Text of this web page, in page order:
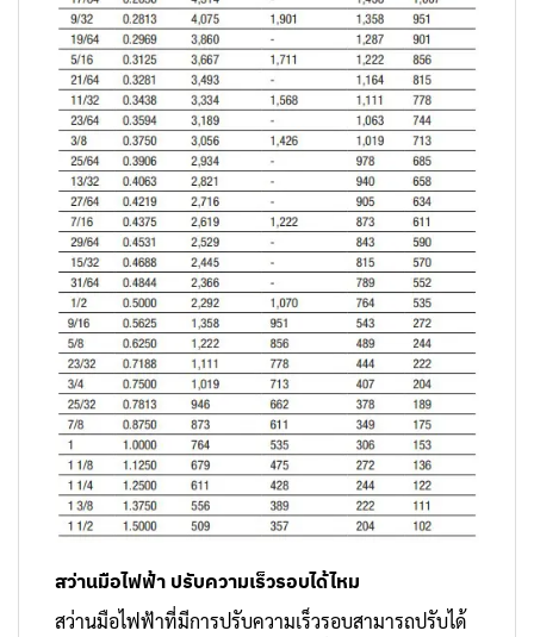
สว่านมือไฟฟ้า ปรับความเร็วรอบได้ไหม
สว่านมือไฟฟ้าที่มีการปรับความเร็วรอบสามารถปรับได้